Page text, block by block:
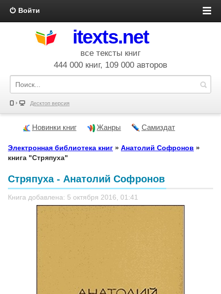
Войти
itexts.net
все тексты книг
444 000 книг, 109 000 авторов
Десктоп версия
Новинки книг Жанры Самиздат
Электронная библиотека книг » Анатолий Софронов »
книга "Стряпуха"
Стряпуха - Анатолий Софронов
Книга добавлена: 5 октября 2016, 01:41